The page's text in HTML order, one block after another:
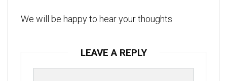
We will be happy to hear your thoughts
LEAVE A REPLY